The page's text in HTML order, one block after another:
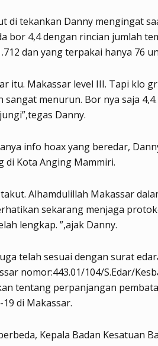
di tekankan Danny mengingat
bor 4,4 dengan rincian jumlah
dan yang terpakai hanya 76
itu. Makassar level III. Tapi klo
sangat menurun. Bor nya saja
Danny.
info hoax yang beredar,
di Kota Anging Mammiri.
Alhamdulillah Makassar
sekarang menjaga
lengkap. ”,ajak Danny.
telah sesuai dengan surat
nomor:443.01/104/S.Edar/
tentang perpanjangan
19 di Makassar.
Kepala Badan Kesatuan